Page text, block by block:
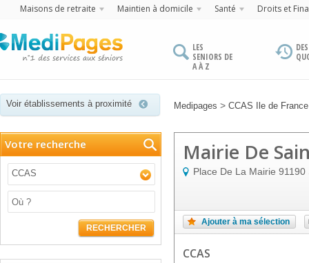
Maisons de retraite Maintien à domicile Santé Droits et
LES
SENIORS DE
A À Z
Voir établissements à proximité Medipages > CCAS Ile de France
Votre recherche
CCAS
RECHERCHER
Mairie De
Place De La Mairie 91190
Ajouter à ma sélection
CCAS